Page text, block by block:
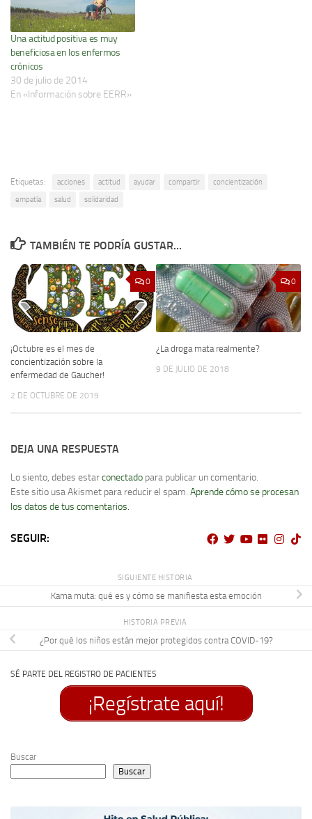
Una actitud positiva es muy
beneficiosa en los enfermos
crónicos
30 de julio de 2014
En «Información sobre EERR»
Etiquetas: acciones actitud ayudar compartir
concientización
empatía
salud solidaridad
TAMBIÉN TE PODRÍA GUSTAR...
0
¡Octubre es el mes de
concientización sobre la
enfermedad de Gaucher!
2 DE OCTUBRE DE 2019
0
¿La droga mata realmente?
9 DE JULIO DE 2018
DEJA UNA RESPUESTA
Lo siento, debes estarconectado para publicar un comentario.
Este sitio usa Akismet para reducir el spam. Aprende cómo se procesan
los datos de tus comentarios.
SEGUIR:
SIGUIENTE HISTORIA
Kama muta: qué es y cómo se manifiesta esta emoción
HISTORIA PREVIA
¿Por qué los niños están mejor protegidos contra COVID-19?
SÉ PARTE DEL REGISTRO DE PACIENTES
¡Regístrate aquí!
Buscar
Buscar